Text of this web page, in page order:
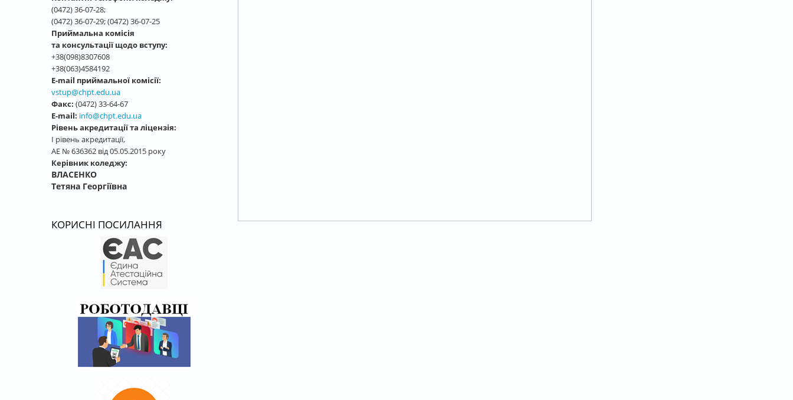
(0472) 36-07-28;
(0472) 36-07-29; (0472) 36-07-25
Приймальна комісія
та консультації щодо вступу:
+38(098)8307608
+38(063)4584192
E-mail приймальної комісії:
vstup@chpt.edu.ua
Факс: (0472) 33-64-67
E-mail: info@chpt.edu.ua
Рівень акредитації та ліцензія:
І рівень акредитації,
АЕ № 636362 від 05.05.2015 року
Керівник коледжу:
ВЛАСЕНКО
Тетяна Георгіївна
КОРИСНІ ПОСИЛАННЯ